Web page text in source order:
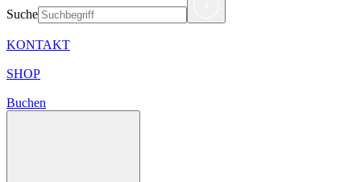
Suche
KONTAKT
SHOP
Buchen